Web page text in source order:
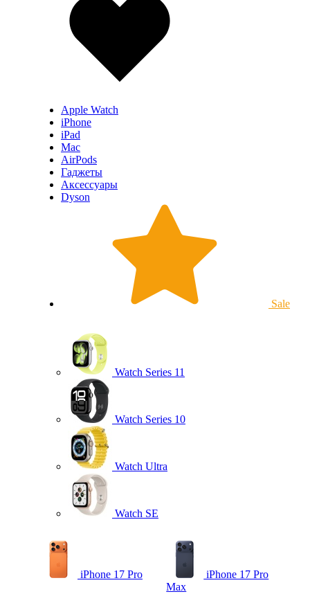
Apple Watch
iPhone
iPad
Mac
AirPods
Гаджеты
Аксессуары
Dyson
Sale
Watch Series 11
Watch Series 10
Watch Ultra
Watch SE
iPhone 17 Pro
iPhone 17 Pro
Max